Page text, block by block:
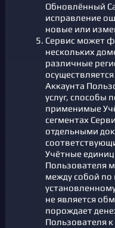
Обновлённый
исправление
новые или
Сервис может
нескольких
различные
Аккаунта
услуг, способы
применимые
сегментах
отдельными
Учётные
Пользователя
между собой по
не является
порождает
Пользователя к